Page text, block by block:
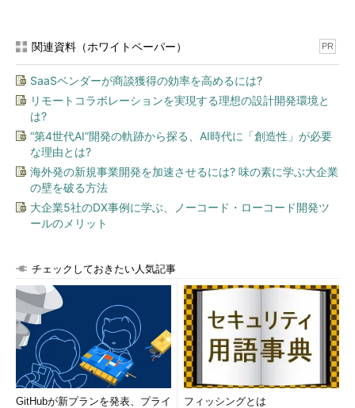
check
rpmデータベースの問題を確認する
check-update
更新に利用できるパッケージを確認する
clean
キャッシュデータを削除する
shell
対話型のシェル（yumシェル）を実行する
updateinfo
リポジトリの更新情報を表示する
yumコマンドの主なオプション
短いオ
プショ
ン
長いオプショ
ン
意味
-y --assumeyes
全ての問い合わせに「yes」で応答したものとして実
行する
--assumeno
全ての問い合わせに「no」で応答したものとして実
関連資料（ホワイトペーパー） PR
SaaSベンダーが商談獲得の効率を高めるには?
リモートコラボレーションを実現する理想の設計開発環境と
は?
“第4世代AI”開発の軌跡から探る、AI時代に「創造性」が必要
な理由とは?
海外発の新規事業開発を加速させるには? 味の素に学ぶ大企業
の壁を破る方法
大企業5社のDX事例に学ぶ、ノーコード・ローコード開発ツ
ールのメリット
チェックしておきたい人気記事
GitHubが新プランを発表、プライ
フィッシングとは